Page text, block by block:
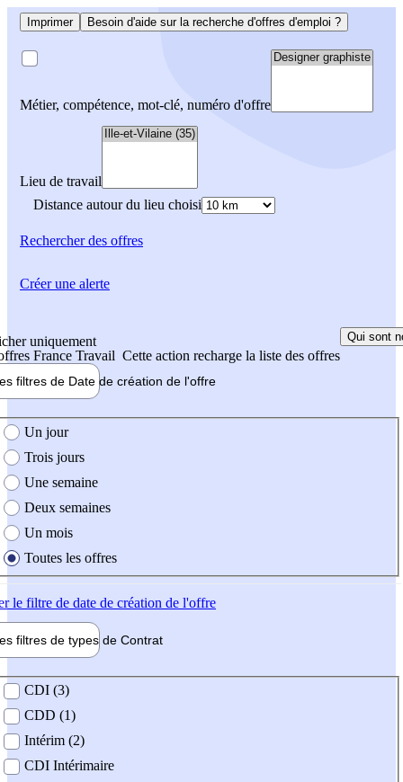
Imprimer Besoin d'aide sur la recherche d'offres d'emploi ?
Métier, compétence, mot-clé, numéro d'offre
Lieu de travail
Distance autour du lieu choisi
Rechercherdes offres
uniquement
France Travail Cette action recharge la liste des offres
Qui sont
filtres de Date de création de l'offre
création de l'offre
Un jour
Trois jours
Une semaine
Deux semaines
Un mois
Toutes les offres
le filtre de date de création de l'offre
filtres de types de Contrat
contrat
CDI (3)
CDD (1)
Intérim (2)
CDI Intérimaire
Créer une alerte